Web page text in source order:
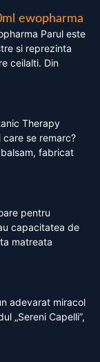
ewopharma
Parul este
si reprezinta
ceilalti. Din
Therapy
care se remarc?
fabricat
pentru
capacitatea de
matreata
adevarat miracol
„Sereni Capelli”,